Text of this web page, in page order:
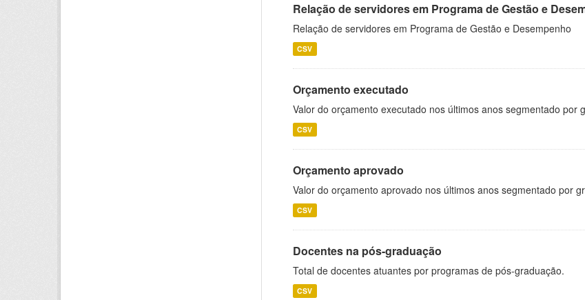
Relação de servidores em Programa de Gestão e
Relação de servidores em Programa de Gestão e Desempenho
CSV
Orçamento executado
Valor do orçamento executado nos últimos anos segmentado por
CSV
Orçamento aprovado
Valor do orçamento aprovado nos últimos anos segmentado por
CSV
Docentes na pós-graduação
Total de docentes atuantes por programas de pós-graduação.
CSV